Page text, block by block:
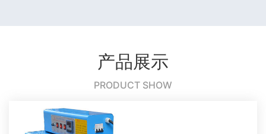
产品展示
PRODUCT SHOW